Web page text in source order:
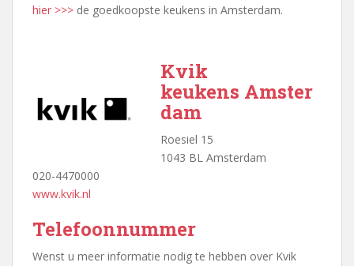
hier >>> de goedkoopste keukens in Amsterdam.
Kvik
keukens Amster
dam
Roesiel 15
1043 BL Amsterdam
020-4470000
www.kvik.nl
Telefoonnummer
Wenst u meer informatie nodig te hebben over Kvik